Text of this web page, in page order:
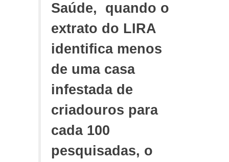
Saúde, quando o
extrato do LIRA
identifica menos
de uma casa
infestada de
criadouros para
cada 100
pesquisadas, o